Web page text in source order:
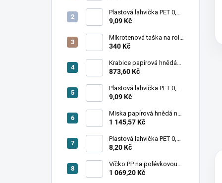
40 ks
Plastová lahvička PET 0,5 l
transparentní hranatá s
9,09 Kč
Mikrotenová taška na roli
5 kg 22+12x43 cm 20 rol x
340 Kč
Krabice papírová hnědá
na jídlo 1400ml - 4 bal x 50
873,60 Kč
Plastová lahvička PET 0,5 l
transparentní kulatá s
9,09 Kč
Miska papírová hnědá na
salát 1300ml - 6 bal x 50
1 145,57 Kč
Plastová lahvička PET 0,3 l
transparentní hranatá s
8,20 Kč
Víčko PP na polévkovou
misku Ø115mm - 20 bal x
1 069,20 Kč